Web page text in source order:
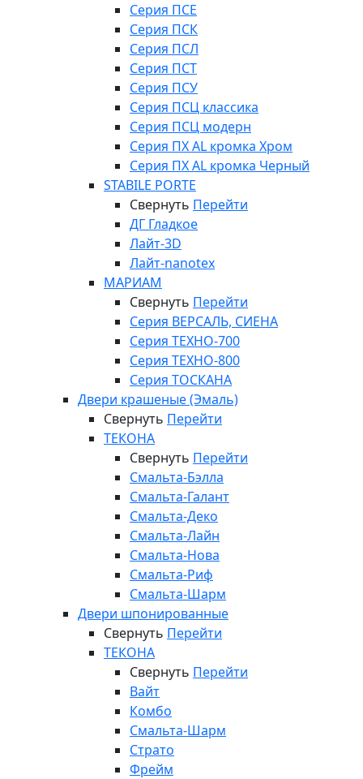
Серия ПСЕ
Серия ПСК
Серия ПСЛ
Серия ПСТ
Серия ПСУ
Серия ПСЦ классика
Серия ПСЦ модерн
Серия ПХ AL кромка Хром
Серия ПХ AL кромка Черный
STABILE PORTE
Свернуть Перейти
ДГ Гладкое
Лайт-3D
Лайт-nanotex
МАРИАМ
Свернуть Перейти
Серия ВЕРСАЛЬ, СИЕНА
Серия ТЕХНО-700
Серия ТЕХНО-800
Серия ТОСКАНА
Двери крашеные (Эмаль)
Свернуть Перейти
ТЕКОНА
Свернуть Перейти
Смальта-Бэлла
Смальта-Галант
Смальта-Деко
Смальта-Лайн
Смальта-Нова
Смальта-Риф
Смальта-Шарм
Двери шпонированные
Свернуть Перейти
ТЕКОНА
Свернуть Перейти
Вайт
Комбо
Смальта-Шарм
Страто
Фрейм